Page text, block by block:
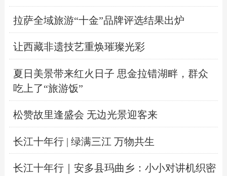
拉萨全域旅游“十金”品牌评选结果出炉
让西藏非遗技艺重焕璀璨光彩
夏日美景带来红火日子 思金拉错湖畔，群众
吃上了“旅游饭”
松赞故里逢盛会 无边光景迎客来
长江十年行 | 绿满三江 万物共生
长江十年行｜安多县玛曲乡：小小对讲机织密